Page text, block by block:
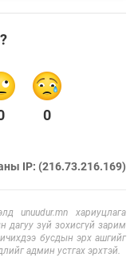
0
IP: (216.73.216.169)
unuudur.mn хариуцлага
зүй зохисгүй зарим
бусдын эрх ашгийг
админ устгах эрхтэй.